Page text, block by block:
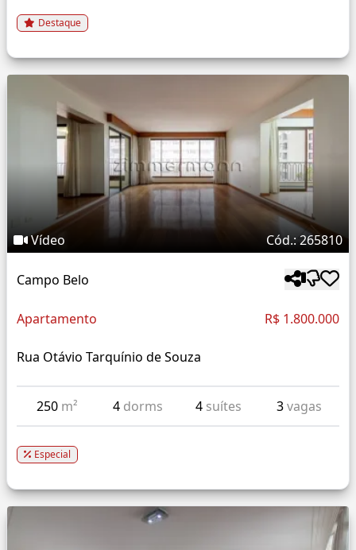
Destaque
Vídeo Cód.: 265810
Campo Belo
Apartamento R$ 1.800.000
Rua Otávio Tarquínio de Souza
250 m² 4 dorms 4 suítes 3vagas
Especial